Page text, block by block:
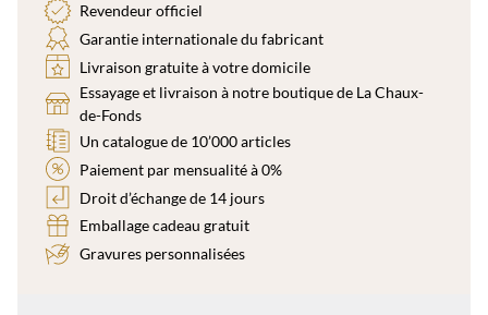
Revendeur officiel
Garantie internationale du fabricant
Livraison gratuite à votre domicile
Essayage et livraison à notre boutique de La Chaux-
de-Fonds
Un catalogue de 10’000 articles
Paiement par mensualité à 0%
Droit d’échange de 14 jours
Emballage cadeau gratuit
Gravures personnalisées